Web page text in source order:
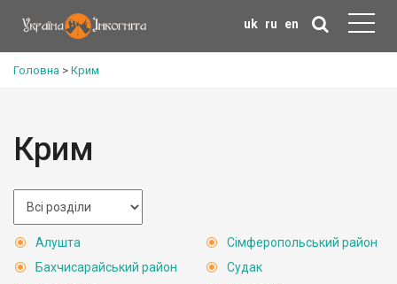
uk ru en
Головна > Крим
Крим
Алушта
Бахчисарайський район
Сімферопольський район
Судак